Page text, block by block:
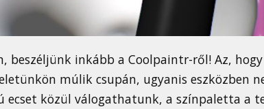
beszéljünk inkább a Coolpaintr-ről! Az,
múlik csupán, ugyanis eszközben
ecset közül válogathatunk, a színpaletta a